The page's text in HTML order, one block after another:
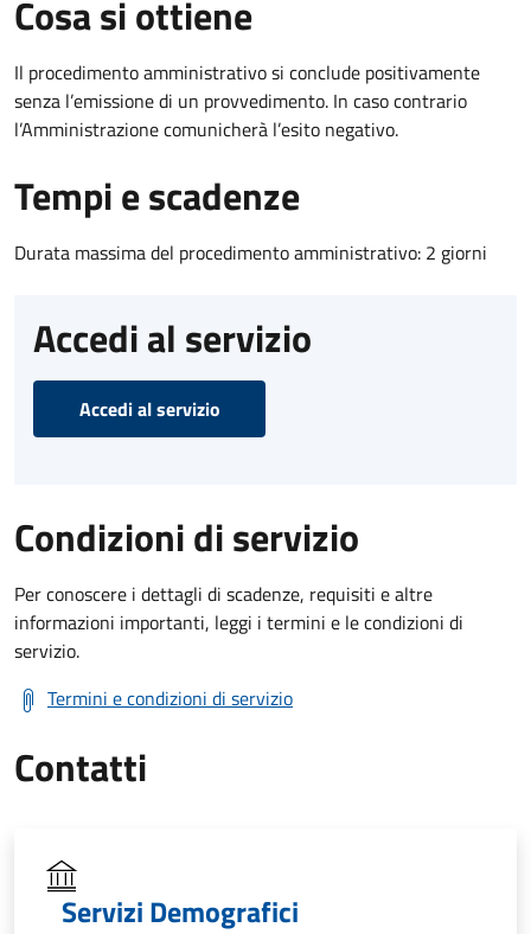
Cosa si ottiene
Il procedimento amministrativo si conclude positivamente
senza l’emissione di un provvedimento. In caso contrario
l’Amministrazione comunicherà l’esito negativo.
Tempi e scadenze
Durata massima del procedimento amministrativo: 2 giorni
Accedi al servizio
Accedi al servizio
Condizioni di servizio
Per conoscere i dettagli di scadenze, requisiti e altre
informazioni importanti, leggi i termini e le condizioni di
servizio.
Termini e condizioni di servizio
Contatti
Servizi Demografici